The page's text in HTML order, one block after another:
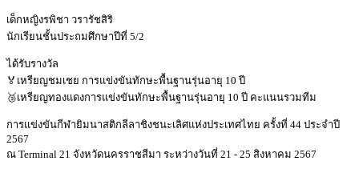
เด็กหญิงรพิชา วรารัชสิริ
นักเรียนชั้นประถมศึกษาปีที่ 5/2
ได้รับรางวัล
🏅เหรียญชมเชย การแข่งขันทักษะพื้นฐานรุ่นอายุ 10 ปี
🥉เหรียญทองแดงการแข่งขันทักษะพื้นฐานรุ่นอายุ 10 ปี คะแนนรวมทีม
การแข่งขันกีฬายิมนาสติกลีลาชิงชนะเลิศแห่งประเทศไทย ครั้งที่ 44 ประจำปี
2567
ณ Terminal 21 จังหวัดนครราชสีมา ระหว่างวันที่ 21 - 25 สิงหาคม 2567